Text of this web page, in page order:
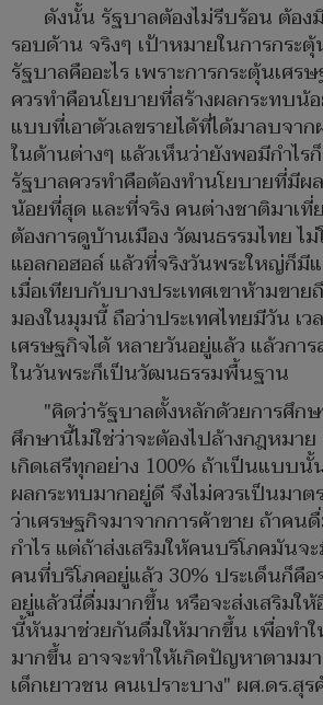
ดังนั้น รัฐบาลต้องไม่รีบร้อน ต้อง
รอบด้าน จริงๆ เป้าหมายในการกระ
รัฐบาลคืออะไร เพราะการกระตุ้นเศ
ควรทำคือนโยบายที่สร้างผลกระทบน้
แบบที่เอาตัวเลขรายได้ที่ได้มาลบจา
ในด้านต่างๆ แล้วเห็นว่ายังพอมีกำไร
รัฐบาลควรทำคือต้องทำนโยบายที่มี
น้อยที่สุด และที่จริง คนต่างชาติมาเที่
ต้องการดูบ้านเมือง วัฒนธรรมไทย ไ
แอลกอฮอล์ แล้วที่จริงวันพระใหญ่ก็มี
เมื่อเทียบกับบางประเทศเขาห้ามขา
มองในมุมนี้ ถือว่าประเทศไทยมีวัน เว
เศรษฐกิจได้ หลายวันอยู่แล้ว แล้วการ
ในวันพระก็เป็นวัฒนธรรมพื้นฐาน
"คิดว่ารัฐบาลตั้งหลักด้วยการศึก
ศึกษานี้ไม่ใช่ว่าจะต้องไปล้างกฎหมา
เกิดเสรีทุกอย่าง 100% ถ้าเป็นแบบนั้
ผลกระทบมากอยู่ดี จึงไม่ควรเป็นมา
ว่าเศรษฐกิจมาจากการค้าขาย ถ้าคน
กำไร แต่ถ้าส่งเสริมให้คนบริโภคมันจ
คนที่บริโภคอยู่แล้ว 30% ประเด็นก็คื
อยู่แล้วนี่ดื่มมากขึ้น หรือจะส่งเสริมใ
นี้หันมาช่วยกันดื่มให้มากขึ้น เพื่อทำใ
มากขึ้น อาจจะทำให้เกิดปัญหาตามม
เด็กเยาวชน คนเปราะบาง" ผศ.ดร.สุ